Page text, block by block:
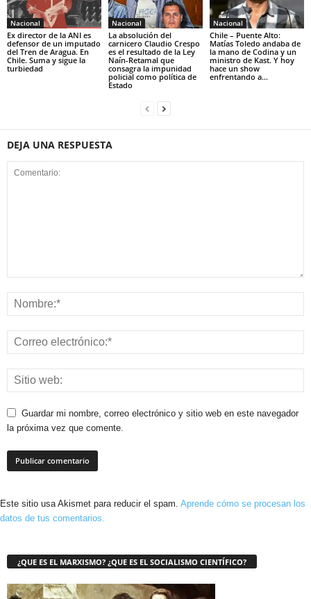
Nacional
Ex director de la ANI es
defensor de un imputado
del Tren de Aragua. En
Chile. Suma y sigue la
turbiedad
Nacional
La absolución del
carnicero Claudio Crespo
es el resultado de la Ley
Naín-Retamal que
consagra la impunidad
policial como política de
Estado
Nacional
Chile – Puente Alto:
Matías Toledo andaba de
la mano de Codina y un
ministro de Kast. Y hoy
hace un show
enfrentando a...
DEJA UNA RESPUESTA
Guardar mi nombre, correo electrónico y sitio web en este navegador
la próxima vez que comente.
Este sitio usa Akismet para reducir el spam. Aprende cómo se procesan los
datos de tus comentarios.
¿QUE ES EL MARXISMO? ¿QUE ES EL SOCIALISMO CIENTÍFICO?